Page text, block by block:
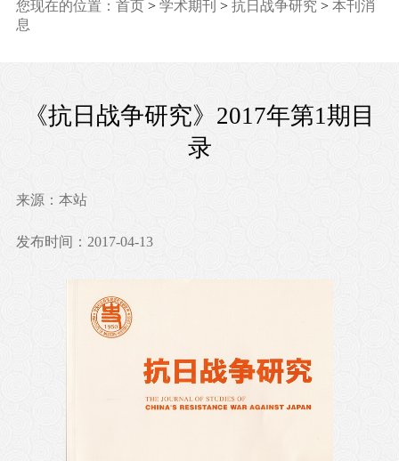
您现在的位置： 首页> 学术期刊 > 抗日战争研究 > 本刊消
息
《抗日战争研究》2017年第1期目
录
来源：本站
发布时间：2017-04-13